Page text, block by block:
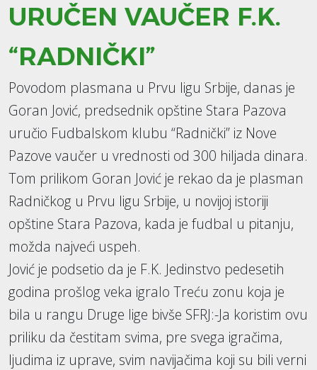
URUČEN VAUČER F.K.
“RADNIČKI”
Povodom plasmana u Prvu ligu Srbije, danas je
Goran Jović, predsednik opštine Stara Pazova
uručio Fudbalskom klubu “Radnički” iz Nove
Pazove vaučer u vrednosti od 300 hiljada dinara.
Tom prilikom Goran Jović je rekao da je plasman
Radničkog u Prvu ligu Srbije, u novijoj istoriji
opštine Stara Pazova, kada je fudbal u pitanju,
možda najveći uspeh.
Jović je podsetio da je F.K. Jedinstvo pedesetih
godina prošlog veka igralo Treću zonu koja je
bila u rangu Druge lige bivše SFRJ:-Ja koristim ovu
priliku da čestitam svima, pre svega igračima,
ljudima iz uprave, svim navijačima koji su bili verni